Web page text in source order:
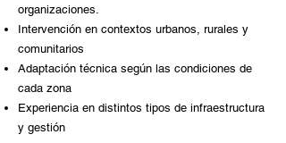
organizaciones.
Intervención en contextos urbanos, rurales y
comunitarios
Adaptación técnica según las condiciones de
cada zona
Experiencia en distintos tipos de infraestructura
y gestión